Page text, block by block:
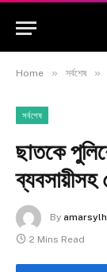
Home » সর্বশেষ »
সর্বশেষ
ছাতকে
By
2 Mins Read